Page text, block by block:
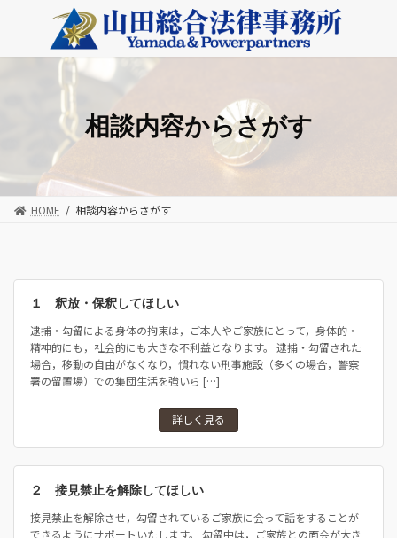
ン
ー
相談内容からさがす
HOME 相談内容からさがす
１ 釈放・保釈してほしい
逮捕・勾留による身体の拘束は，ご本人やご家族にとって，身体的・
精神的にも，社会的にも大きな不利益となります。 逮捕・勾留された
場合，移動の自由がなくなり，慣れない刑事施設（多くの場合，警察
署の留置場）での集団生活を強いら […]
詳しく見る
２ 接見禁止を解除してほしい
接見禁止を解除させ，勾留されているご家族に会って話をすることが
できるようにサポートいたします。 勾留中は，ご家族との面会が大き